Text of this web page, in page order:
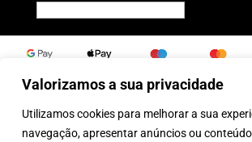
Valorizamos a sua privacidade
Utilizamos cookies para melhorar a sua
navegação, apresentar anúncios ou